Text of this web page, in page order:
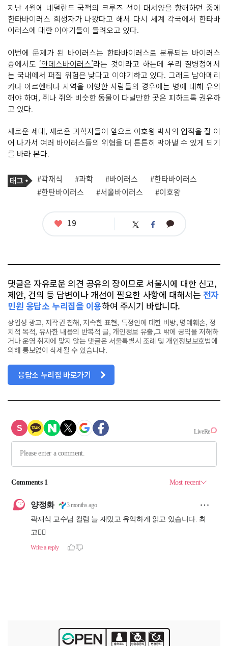
지난 4월에 네덜란드 국적의 크루즈 선이 대서양을 항해하던 중에
한타바이러스 희생자가 나왔다고 해서 다시 세계 각국에서 한타바
이러스에 대한 이야기들이 들려오고 있다.
이번에 문제가 된 바이러스는 한타바이러스로 분류되는 바이러스
중에서도 ‘안데스바이러스’라는 것이라고 하는데 우리 질병청에서
는 국내에서 퍼질 위험은 낮다고 이야기하고 있다. 그래도 남아메리
카나 아르헨티나 지역을 여행한 사람들의 경우에는 병에 대해 유의
해야 하며, 쥐나 쥐와 비슷한 동물이 다닐만한 곳은 피하도록 권유하
고 있다.
새로운 세대, 새로운 과학자들이 앞으로 이호왕 박사의 업적을 잘 이
어 나가서 여러 바이러스들의 위협을 더 튼튼히 막아낼 수 있게 되기
를 바라 본다.
기
사
관
련
태
그
#곽재식 #과학 #바이러스
#한타바이러스
#한탄바이러스
#서울바이러스 #이호왕
좋
19 트 페 카
댓글은 자유로운 의견 공유의 장이므로 서울시에 대한 신고,
제안, 건의 등 답변이나 개선이 필요한 사항에 대해서는 전자
민원 응답소 누리집을 이용하여 주시기 바랍니다.
상업성 광고, 저작권 침해, 저속한 표현, 특정인에 대한 비방, 명예훼손, 정
치적 목적, 유사한 내용의 반복적 글, 개인정보 유출,그 밖에 공익을 저해하
거나 운영 취지에 맞지 않는 댓글은 서울특별시 조례 및 개인정보보호법에
의해 통보없이 삭제될 수 있습니다.
응답소 누리집 바로가기